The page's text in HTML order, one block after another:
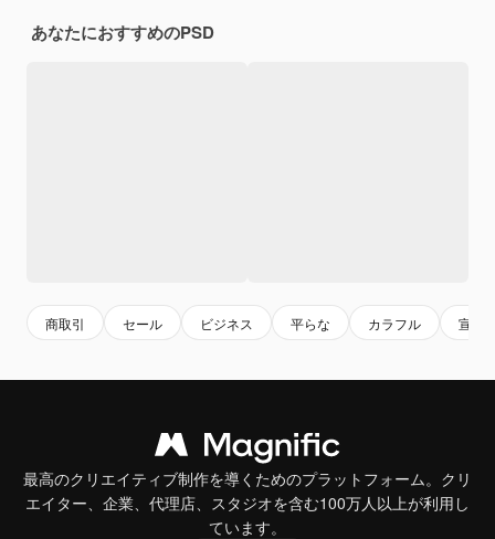
あなたにおすすめのPSD
商取引 セール ビジネス 平らな カラフル 宣伝
最高のクリエイティブ制作を導くためのプラットフォーム。クリ
エイター、企業、代理店、スタジオを含む100万人以上が利用し
ています。